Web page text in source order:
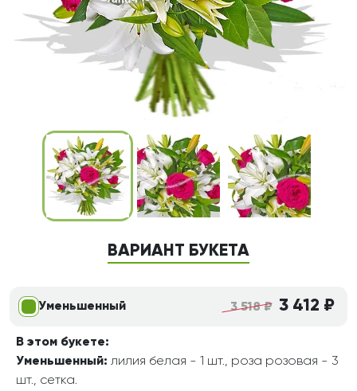
ВАРИАНТ БУКЕТА
Уменьшенный 3 518 ₽ 3 412 ₽
В этом букете:
Уменьшенный: лилия белая - 1 шт., роза розовая - 3
шт., сетка.